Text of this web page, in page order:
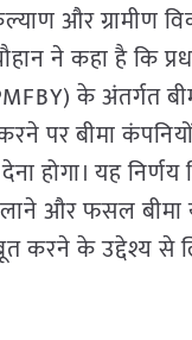
और ग्रामीण
ने कहा है कि
के अंतर्गत
पर बीमा
होगा। यह
और फसल बीमा
करने के उद्देश्य से